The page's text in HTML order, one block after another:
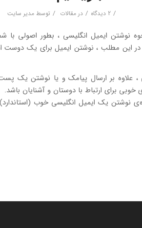
/ 2 دیدگاه / در مقالات / توسط مدیر سایت
نوشتن ایمیل انگلیسی ، بطور اصولی با
در این مطلب ، نوشتن ایمیل برای یک دوست
علاوه بر ارسال پیامک و یا نوشتن یک
خوبی برای ارتباط با دوستان و آشنایان باشد.
نوشتن یک ایمیل انگلیسی خوب